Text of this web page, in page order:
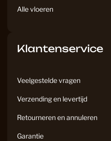
Alle vloeren
Klantenservice
Veelgestelde vragen
Verzending en levertijd
Retourneren en annuleren
Garantie